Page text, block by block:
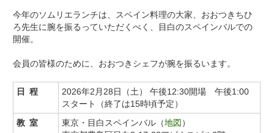
今年のソムリエランチは、スペイン料理の大家、おおつきちひ
ろ先生に腕を振るっていただくべく、目白のスペインバルでの
開催。
会員の皆様のために、おおつきシェフが腕を振るいます。
日程
2026年2月28日（土） 午後12:30開場 午後1:00
スタート（終了は15時頃予定）
教室
東京・目白スペインバル（地図 ）